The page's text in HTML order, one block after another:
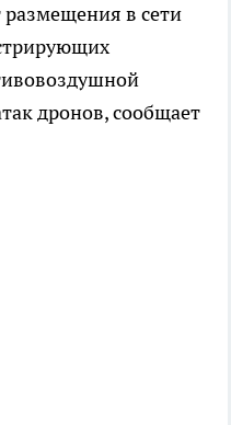
размещения в сети
дронов, сообщает